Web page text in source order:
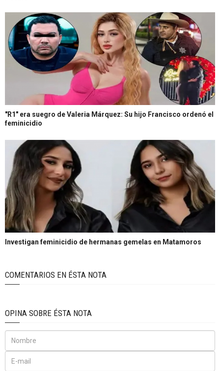
"R1" era suegro de Valeria Márquez: Su hijo Francisco ordenó el
feminicidio
Investigan feminicidio de hermanas gemelas en Matamoros
COMENTARIOS EN ÉSTA NOTA
OPINA SOBRE ÉSTA NOTA